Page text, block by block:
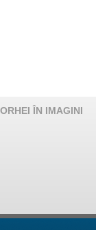
ORHEI ÎN IMAGINI